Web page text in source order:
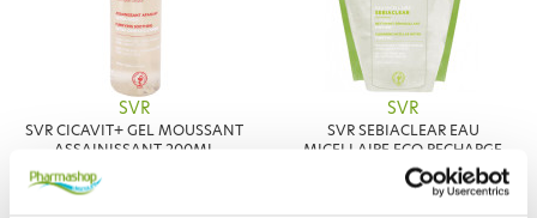
SVR
SVR CICAVIT+ GEL MOUSSANT
ASSAINISSANT 200ML
9,68 €
SVR
SVR SEBIACLEAR EAU
MICELLAIRE ECO RECHARGE
400ML
6,10 €